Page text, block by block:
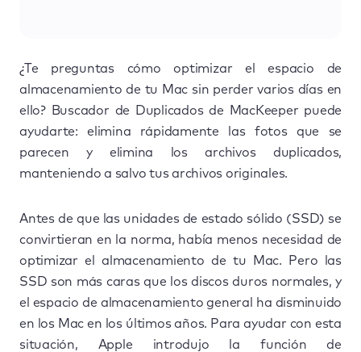
¿Te preguntas cómo optimizar el espacio de
almacenamiento de tu Mac sin perder varios días en
ello? Buscador de Duplicados de MacKeeper puede
ayudarte: elimina rápidamente las fotos que se
parecen y elimina los archivos duplicados,
manteniendo a salvo tus archivos originales.
Antes de que las unidades de estado sólido (SSD) se
convirtieran en la norma, había menos necesidad de
optimizar el almacenamiento de tu Mac. Pero las
SSD son más caras que los discos duros normales, y
el espacio de almacenamiento general ha disminuido
en los Mac en los últimos años. Para ayudar con esta
situación, Apple introdujo la función de